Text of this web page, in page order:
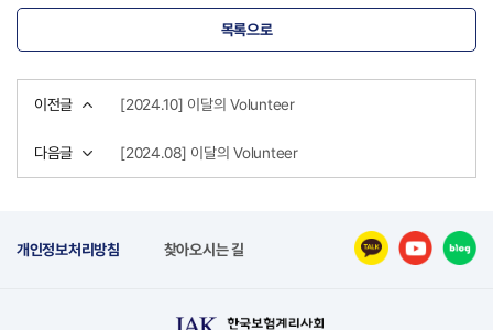
목록으로
이전글 [2024.10] 이달의 Volunteer
다음글 [2024.08] 이달의 Volunteer
개인정보처리방침 찾아오시는 길